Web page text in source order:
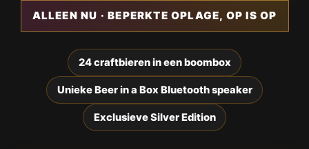
ALLEEN NU · BEPERKTE OPLAGE, OP IS OP
24 craftbieren in een boombox
Unieke Beer in a Box Bluetooth speaker
Exclusieve Silver Edition